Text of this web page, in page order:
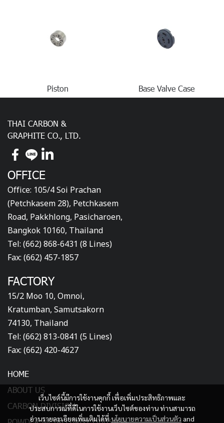
Piston Base Valve Case
เว็บไซต์นี้มีการใช้งานคุกกี้ เพื่อเพิ่มประสิทธิภาพและ
ประสบการณ์ที่ดีในการใช้งานเว็บไซต์ของท่าน ท่านสามารถ
อ่านรายละเอียดเพิ่มเติมได้ที่นโยบายความเป็นส่วนตัว and
THAI CARBON &
GRAPHITE CO., LTD.
OFFICE
Office: 105/4 Soi Prachan
(Petchkasem 28), Petchkasem
Road, Pakkhlong, Pasicharoen,
Bangkok 10160, Thailand
Tel: (662) 868-6431 (8 Lines)
Fax: (662) 457-1857
FACTORY
15/2 Moo 10, Omnoi,
Kratumban, Samutsakorn
74130, Thailand
Tel: (662) 813-0841 (5 Lines)
Fax: (662) 420-4627
HOME
ABOUT US
CARBON DIVISION